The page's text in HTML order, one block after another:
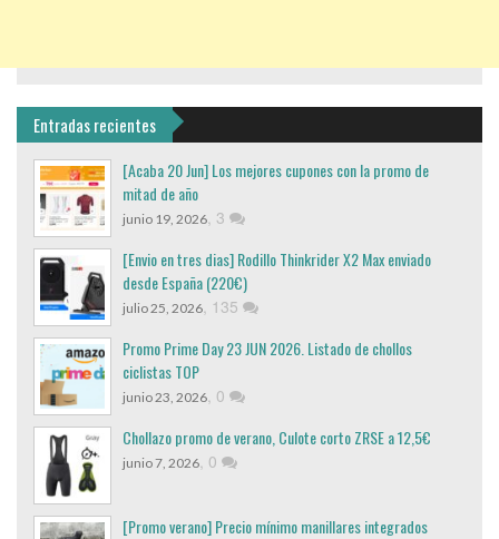
Entradas recientes
[Acaba 20 Jun] Los mejores cupones con la promo de
mitad de año
junio 19, 2026, 3
[Envio en tres dias] Rodillo Thinkrider X2 Max enviado
desde España (220€)
julio 25, 2026, 135
Promo Prime Day 23 JUN 2026. Listado de chollos
ciclistas TOP
junio 23, 2026, 0
Chollazo promo de verano, Culote corto ZRSE a 12,5€
junio 7, 2026, 0
[Promo verano] Precio mínimo manillares integrados